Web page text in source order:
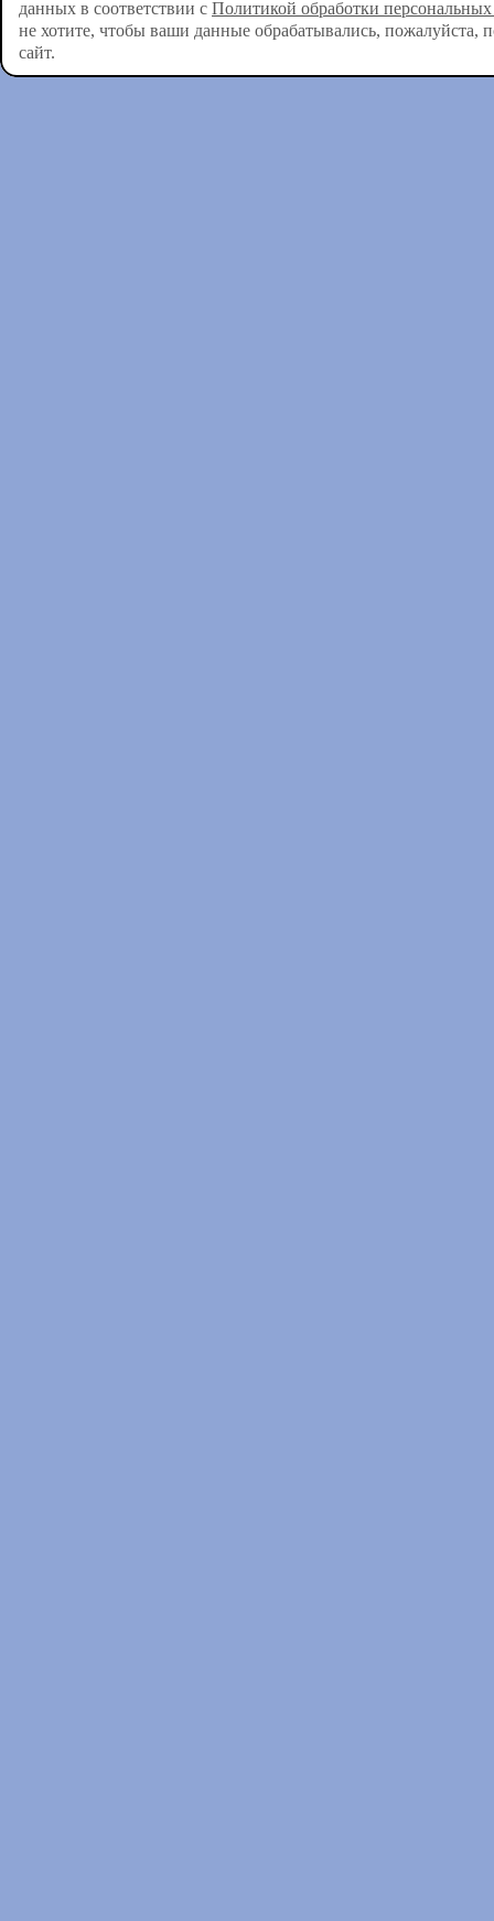
данных в соответствии с Политикой обработки
не хотите, чтобы ваши данные обрабатывались, пожалуйста,
сайт.